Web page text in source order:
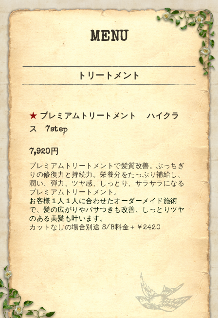
MENU
トリートメント
★ プレミアムトリートメント ハイクラ
ス 7step
7,920円
プレミアムトリートメントで髪質改善。ぶっちぎ
りの修復力と持続力。栄養分をたっぷり補給し、
潤い、弾力、ツヤ感、しっとり、サラサラになる
プレミアムトリートメント。
お客様１人１人に合わせたオーダーメイド施術
で、髪の広がりやパサつきも改善、しっとりツヤ
のある美髪も叶います。
カットなしの場合別途 S/B料金＋￥2420